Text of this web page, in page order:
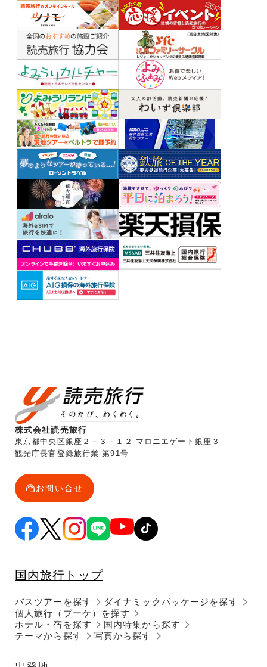
株式会社読売旅行
東京都中央区銀座２－３－１２ マロニエゲート銀座３
観光庁長官登録旅行業 第91号
お問い合せ
国内旅行トップ
バスツアーを探す
個人旅行（ブーケ）を探す
ダイナミックパッケージを探す
ホテル・宿を探す
国内特集から探す
テーマから探す
写真から探す